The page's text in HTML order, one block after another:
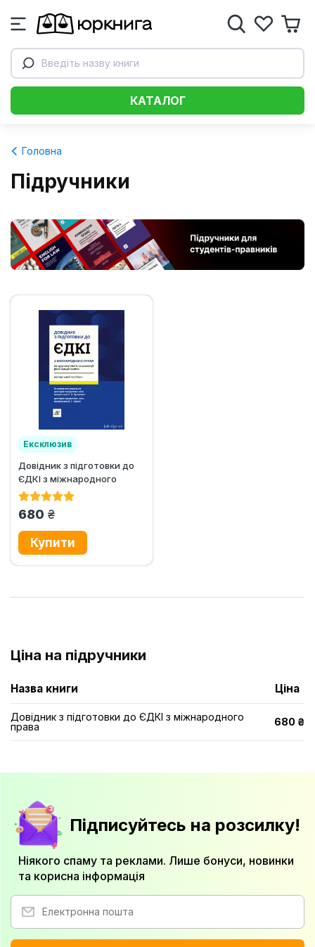
Введіть назву книги
КАТАЛОГ
Головна
Підручники
Ексклюзив
Довідник з підготовки до
ЄДКІ з міжнародного
права
680 грн.
Ціна на підручники
Назва книги Ціна
Довідник з підготовки до ЄДКІ з міжнародного
права
680 ₴
Підписуйтесь на розсилку!
Ніякого спаму та реклами. Лише бонуси, новинки
та корисна інформація